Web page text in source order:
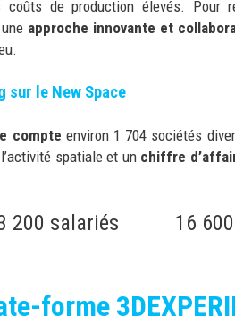
coûts de production élevés. Pour
approche innovante et
sur le New Space
compte environ 1 704 sociétés
spatiale et un chiffre
200 salariés 16
forme